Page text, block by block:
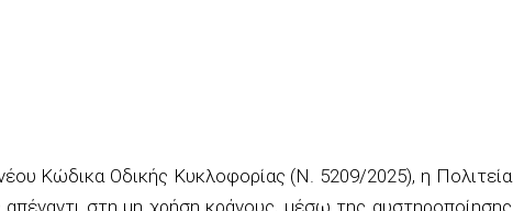
Κώδικα Οδικής Κυκλοφορίας (Ν. 5209/2025), η Πολιτεία
απέναντι στη μη χρήση κράνους, μέσω της αυστηροποίησης